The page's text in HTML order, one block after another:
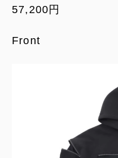
57,200円
Front